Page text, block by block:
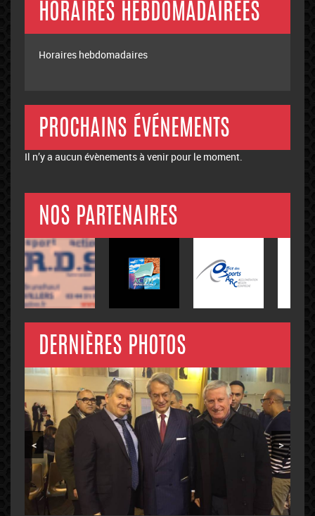
HORAIRES HEBDOMADAIREES
Horaires hebdomadaires
PROCHAINS ÉVÉNEMENTS
Il n’y a aucun évènements à venir pour le moment.
NOS PARTENAIRES
DERNIÈRES PHOTOS
< >